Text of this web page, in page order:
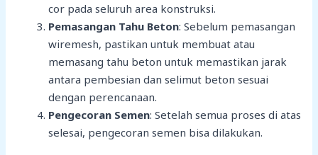
cor pada seluruh area konstruksi.
Pemasangan Tahu Beton: Sebelum pemasangan
wiremesh, pastikan untuk membuat atau
memasang tahu beton untuk memastikan jarak
antara pembesian dan selimut beton sesuai
dengan perencanaan.
Pengecoran Semen: Setelah semua proses di atas
selesai, pengecoran semen bisa dilakukan.